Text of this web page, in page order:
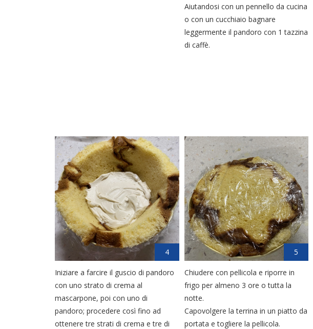
Aiutandosi con un pennello da cucina
o con un cucchiaio bagnare
leggermente il pandoro con 1 tazzina
di caffè.
4
Iniziare a farcire il guscio di pandoro
con uno strato di crema al
mascarpone, poi con uno di
pandoro; procedere così fino ad
ottenere tre strati di crema e tre di
5
Chiudere con pellicola e riporre in
frigo per almeno 3 ore o tutta la
notte.
Capovolgere la terrina in un piatto da
portata e togliere la pellicola.